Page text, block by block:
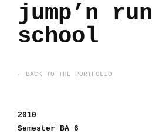
jump’n run
school
← BACK TO THE PORTFOLIO
2010
Semester BA 6